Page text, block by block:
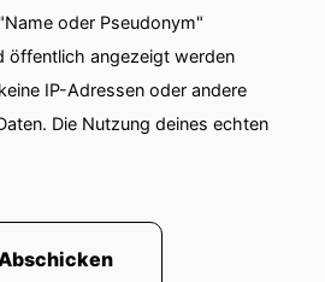
oder Pseudonym"
öffentlich angezeigt werden
IP-Adressen oder andere
Die Nutzung deines echten